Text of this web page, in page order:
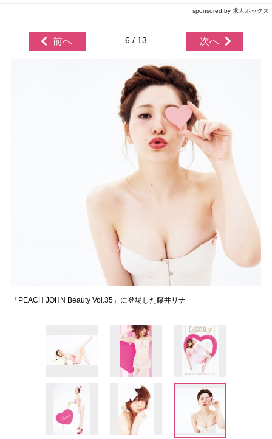
sponsored by 求人ボックス
前へ 6 / 13 次へ
「PEACH JOHN Beauty Vol.35」に登場した藤井リナ